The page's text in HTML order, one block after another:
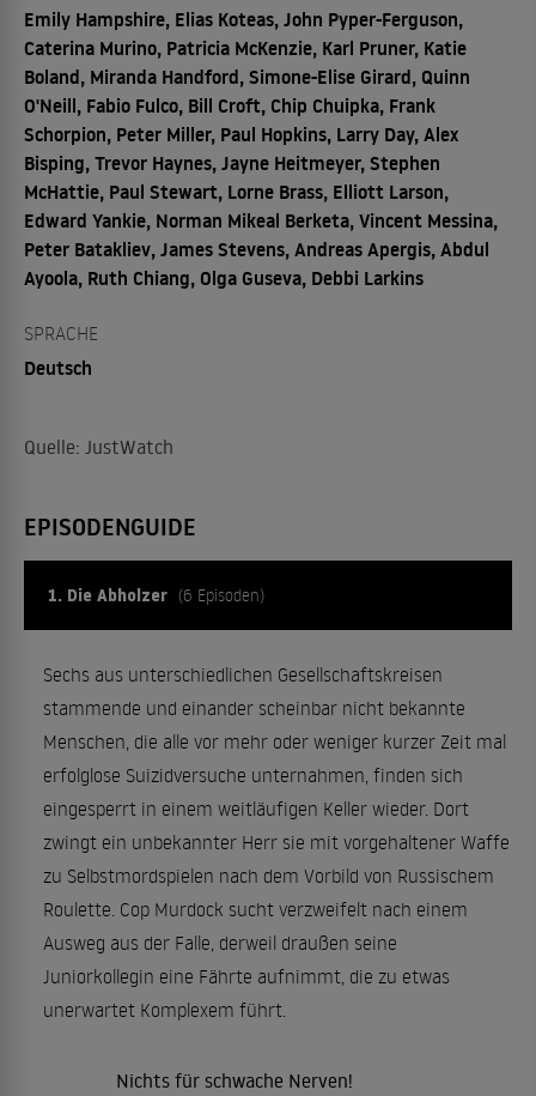
Emily Hampshire, Elias Koteas, John Pyper-Ferguson,
Caterina Murino, Patricia McKenzie, Karl Pruner, Katie
Boland, Miranda Handford, Simone-Elise Girard, Quinn
O'Neill, Fabio Fulco, Bill Croft, Chip Chuipka, Frank
Schorpion, Peter Miller, Paul Hopkins, Larry Day, Alex
Bisping, Trevor Haynes, Jayne Heitmeyer, Stephen
McHattie, Paul Stewart, Lorne Brass, Elliott Larson,
Edward Yankie, Norman Mikeal Berketa, Vincent Messina,
Peter Batakliev, James Stevens, Andreas Apergis, Abdul
Ayoola, Ruth Chiang, Olga Guseva, Debbi Larkins
SPRACHE
Deutsch
Quelle: JustWatch
EPISODENGUIDE
1. Die Abholzer (6 Episoden)
Sechs aus unterschiedlichen Gesellschaftskreisen
stammende und einander scheinbar nicht bekannte
Menschen, die alle vor mehr oder weniger kurzer Zeit mal
erfolglose Suizidversuche unternahmen, finden sich
eingesperrt in einem weitläufigen Keller wieder. Dort
zwingt ein unbekannter Herr sie mit vorgehaltener Waffe
zu Selbstmordspielen nach dem Vorbild von Russischem
Roulette. Cop Murdock sucht verzweifelt nach einem
Ausweg aus der Falle, derweil draußen seine
Juniorkollegin eine Fährte aufnimmt, die zu etwas
unerwartet Komplexem führt.
Nichts für schwache Nerven!